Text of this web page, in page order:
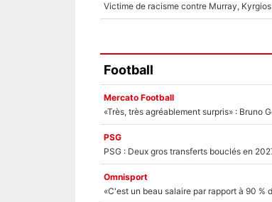
Football
Mercato Football
PSG
Omnisport